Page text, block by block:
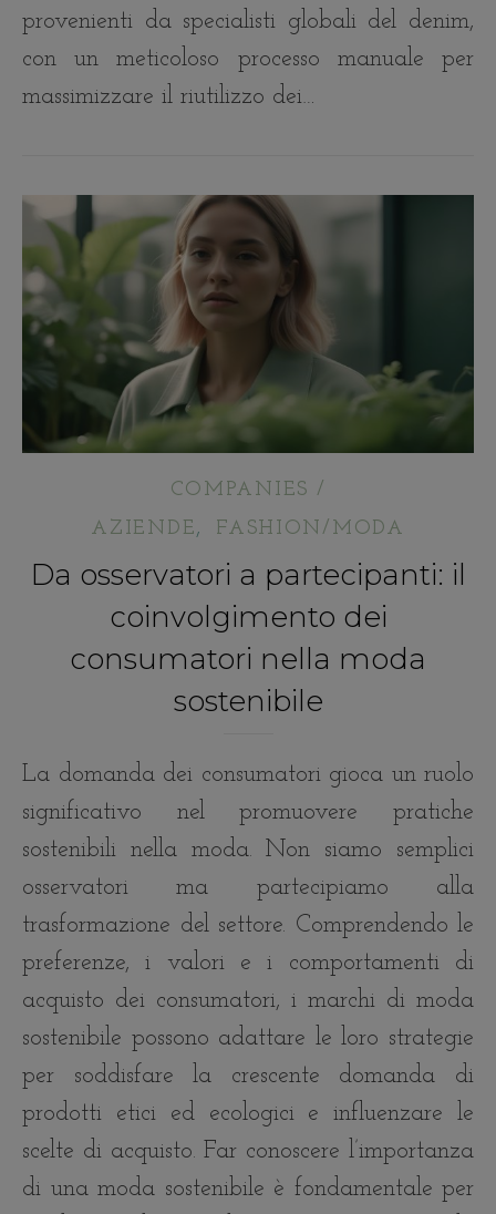
provenienti da specialisti globali del denim,
con un meticoloso processo manuale per
massimizzare il riutilizzo dei…
COMPANIES /
AZIENDE, FASHION/MODA
Da osservatori a partecipanti: il
coinvolgimento dei
consumatori nella moda
sostenibile
La domanda dei consumatori gioca un ruolo
significativo nel promuovere pratiche
sostenibili nella moda. Non siamo semplici
osservatori ma partecipiamo alla
trasformazione del settore. Comprendendo le
preferenze, i valori e i comportamenti di
acquisto dei consumatori, i marchi di moda
sostenibile possono adattare le loro strategie
per soddisfare la crescente domanda di
prodotti etici ed ecologici e influenzare le
scelte di acquisto. Far conoscere l’importanza
di una moda sostenibile è fondamentale per